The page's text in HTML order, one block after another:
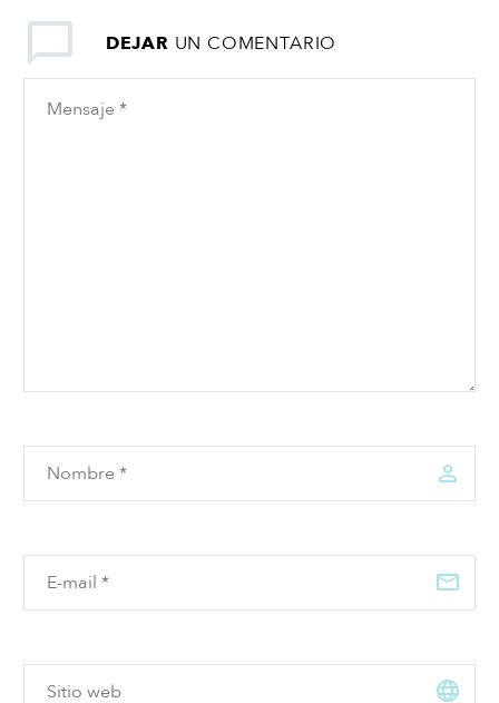
DEJAR UN COMENTARIO